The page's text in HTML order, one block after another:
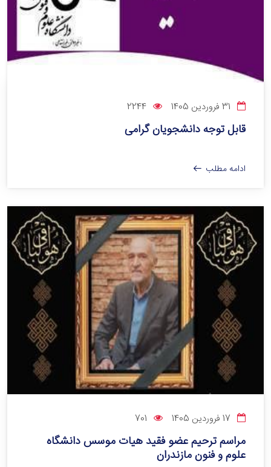
قابل توجه دانشجویان گرامی
ادامه مطلب
مراسم ترحیم عضو فقید هیات موسس دانشگاه
علوم و فنون مازندران